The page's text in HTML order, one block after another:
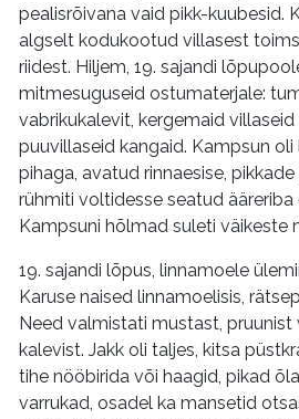
pealisrõivana vaid pikk-kuubesid.
algselt kodukootud villasest
riidest. Hiljem, 19. sajandi
mitmesuguseid ostumaterjale:
vabrikukalevit, kergemaid villaseid
puuvillaseid kangaid. Kampsun oli
pihaga, avatud rinnaesise,
rühmiti voltidesse seatud ääreriba
Kampsuni hõlmad suleti väikeste
19. sajandi lõpus, linnamoele
Karuse naised linnamoelisis,
Need valmistati mustast, pruunist
kalevist. Jakk oli taljes, kitsa
tihe nööbirida või haagid, pikad
varrukad, osadel ka mansetid